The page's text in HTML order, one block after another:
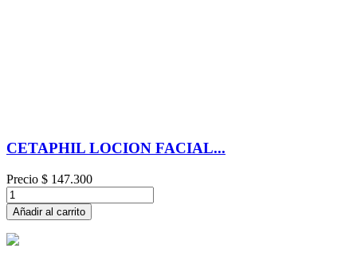
CETAPHIL LOCION FACIAL...
Precio $ 147.300
Añadir al carrito